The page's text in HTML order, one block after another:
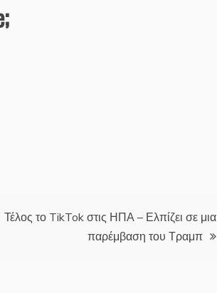
Τέλος το TikTok στις ΗΠΑ – Ελπίζει σε μια
παρέμβαση του Τραμπ